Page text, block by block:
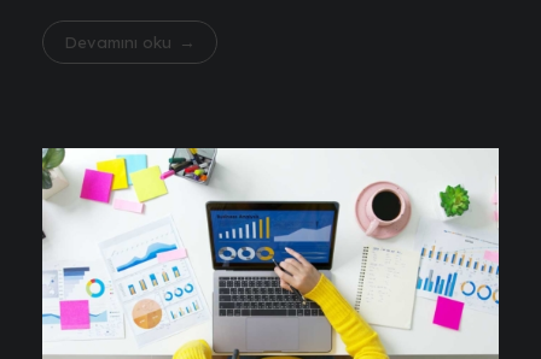
Devamını oku